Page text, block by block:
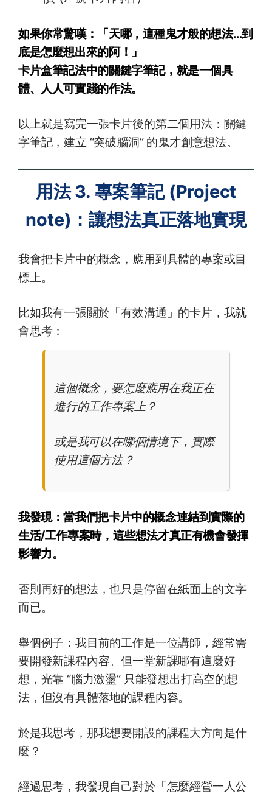
如果你常驚嘆：「天哪，這種鬼才般的想法…到
底是怎麼想出來的阿！」
卡片盒筆記法中的關鍵字筆記，就是一個具
體、人人可實踐的作法。
以上就是寫完一張卡片後的第二個用法：關鍵
字筆記，建立 “突破腦洞” 的鬼才創意想法。
用法 3. 專案筆記 (Project
note)：讓想法真正落地實現
我會把卡片中的概念，應用到具體的專案或目
標上。
比如我有一張關於「有效溝通」的卡片，我就
會思考：
這個概念，要怎麼應用在我正在
進行的工作專案上？
或是我可以在哪個情境下，實際
使用這個方法？
我發現：當我們把卡片中的概念連結到實際的
生活/工作專案時，這些想法才真正有機會發揮
影響力。
否則再好的想法，也只是停留在紙面上的文字
而已。
舉個例子：我目前的工作是一位講師，經常需
要開發新課程內容。但一堂新課哪有這麼好
想，光靠 “腦力激盪” 只能發想出打高空的想
法，但沒有具體落地的課程內容。
於是我思考，那我想要開設的課程大方向是什
麼？
經過思考，我發現自己對於「怎麼經營一人公